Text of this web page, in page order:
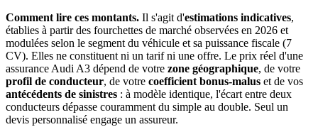
Comment lire ces montants. Il s'agit d'estimations indicatives,
établies à partir des fourchettes de marché observées en 2026 et
modulées selon le segment du véhicule et sa puissance fiscale (7
CV). Elles ne constituent ni un tarif ni une offre. Le prix réel d'une
assurance Audi A3 dépend de votre zone géographique, de votre
profil de conducteur, de votre coefficient bonus-malus et de vos
antécédents de sinistres : à modèle identique, l'écart entre deux
conducteurs dépasse couramment du simple au double. Seul un
devis personnalisé engage un assureur.